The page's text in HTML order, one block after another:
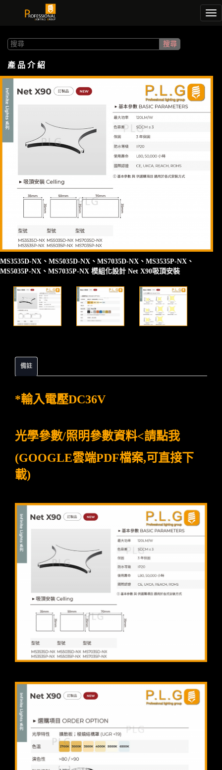
產 品 介 紹
MS3535D-NX、MS5035D-NX、MS7035D-NX、MS3535P-NX、
MS5035P-NX、MS7035P-NX 模組化設計 Net X90吸頂安裝
備註
*輸入電壓DC36V
光學參數/照明參數資料<請點我
(GOOGLE雲端PDF檔案,可直接下
載)